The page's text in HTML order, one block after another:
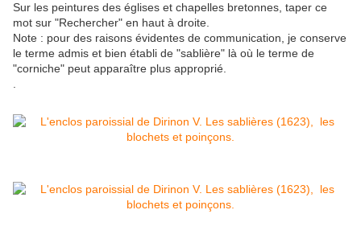
Sur les peintures des églises et chapelles bretonnes, taper ce
mot sur "Rechercher" en haut à droite.
Note : pour des raisons évidentes de communication, je conserve
le terme admis et bien établi de "sablière" là où le terme de
"corniche" peut apparaître plus approprié.